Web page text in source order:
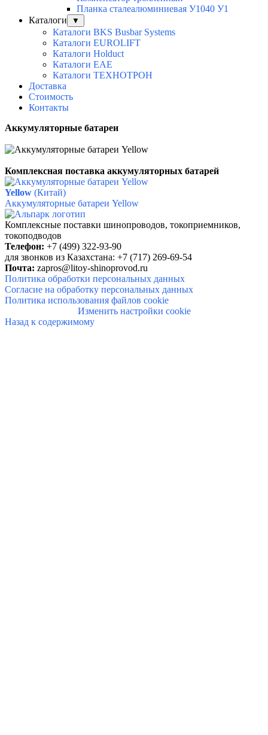
Планка сталеалюминиевая У1040 У1
Каталоги
▼
Каталоги BKS Busbar Systems
Каталоги EUROLIFT
Каталоги Holduct
Каталоги EAE
Каталоги ТЕХНОТРОН
Доставка
Стоимость
Контакты
Аккумуляторные батареи
Комплексная поставка аккумуляторных батарей
Yellow (Китай)
Аккумуляторные батареи Yellow
Комплексные поставки шинопроводов, токоприемников,
токоподводов
Телефон: +7 (499) 322-93-90
для звонков из Казахстана: +7 (717) 269-69-54
Почта: zapros@litoy-shinoprovod.ru
Политика обработки персональных данных
Согласие на обработку персональных данных
Политика использования файлов cookie
Изменить настройки cookie
Назад к содержимому